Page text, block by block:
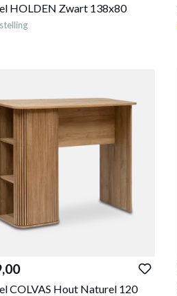
HOLDEN Zwart 138x80
COLVAS Hout Naturel 120